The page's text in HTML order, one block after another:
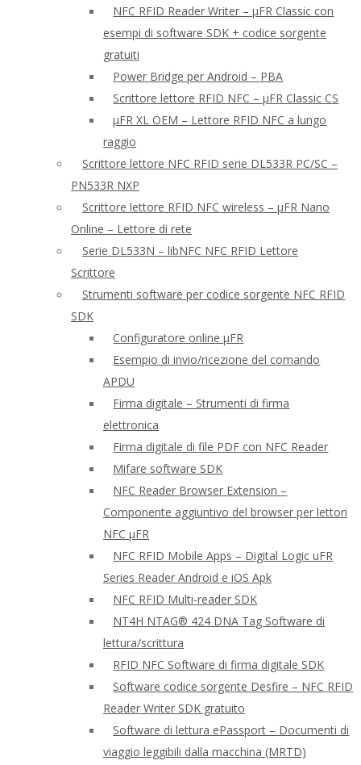
NFC RFID Reader Writer – μFR Classic con
esempi di software SDK + codice sorgente
gratuiti
Power Bridge per Android – PBA
Scrittore lettore RFID NFC – μFR Classic CS
μFR XL OEM – Lettore RFID NFC a lungo
raggio
Scrittore lettore NFC RFID serie DL533R PC/SC –
PN533R NXP
Scrittore lettore RFID NFC wireless – μFR Nano
Online – Lettore di rete
Serie DL533N – libNFC NFC RFID Lettore
Scrittore
Strumenti software per codice sorgente NFC RFID
SDK
Configuratore online μFR
Esempio di invio/ricezione del comando
APDU
Firma digitale – Strumenti di firma
elettronica
Firma digitale di file PDF con NFC Reader
Mifare software SDK
NFC Reader Browser Extension –
Componente aggiuntivo del browser per lettori
NFC μFR
NFC RFID Mobile Apps – Digital Logic uFR
Series Reader Android e iOS Apk
NFC RFID Multi-reader SDK
NT4H NTAG® 424 DNA Tag Software di
lettura/scrittura
RFID NFC Software di firma digitale SDK
Software codice sorgente Desfire – NFC RFID
Reader Writer SDK gratuito
Software di lettura ePassport – Documenti di
viaggio leggibili dalla macchina (MRTD)